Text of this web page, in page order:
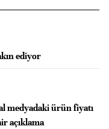
ediyor
medyadaki ürün fiyatı
açıklama